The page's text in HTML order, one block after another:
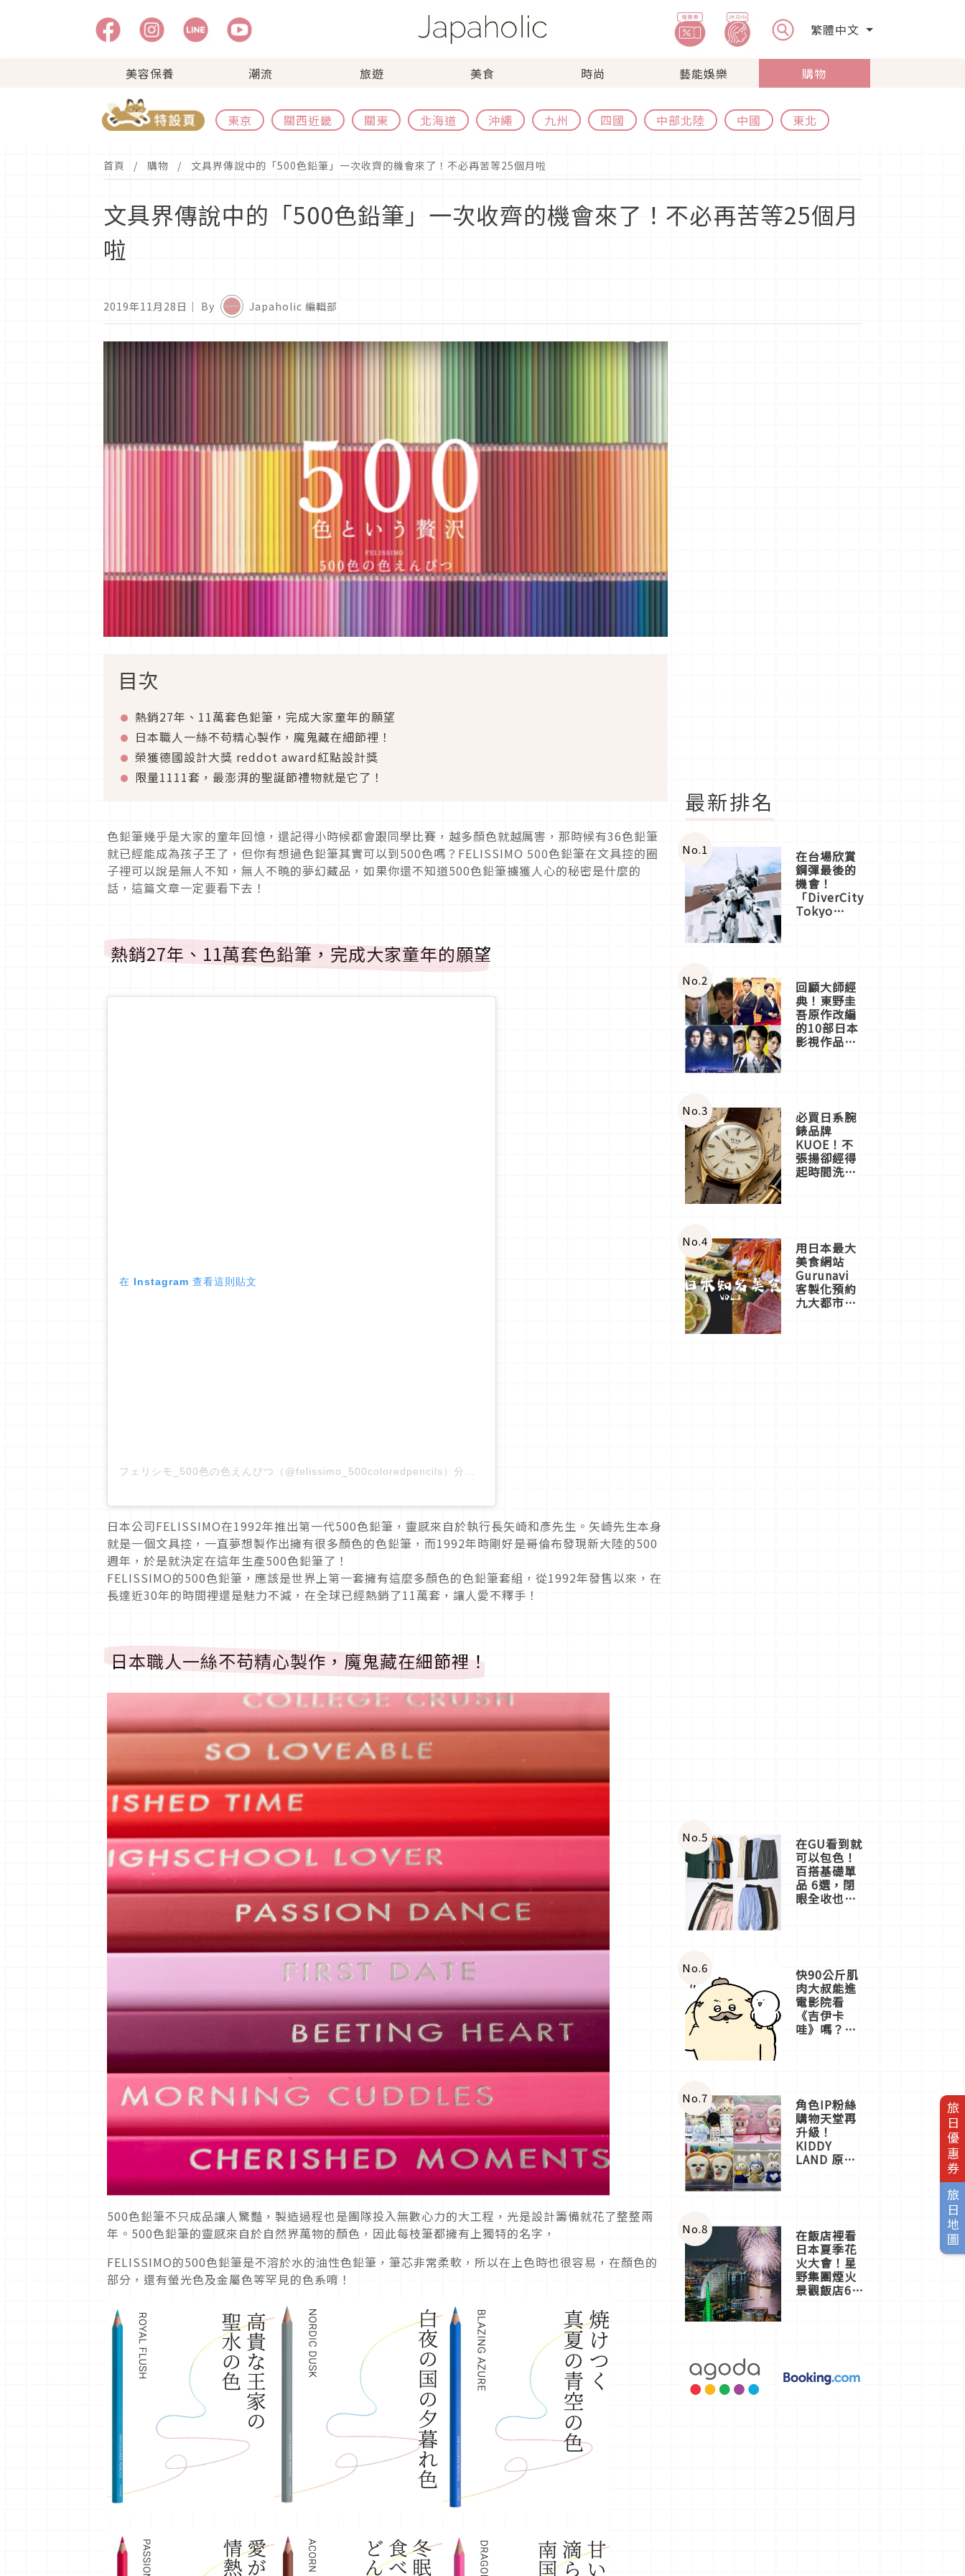
繁體中文
美容保養 潮流 旅遊 美食 時尚 藝能娛樂 購物
東京 關西近畿 關東 北海道 沖繩 九州 四國 中部北陸 中國 東北
旅日優惠券
旅日地圖
首頁 購物 文具界傳說中的「500色鉛筆」一次收齊的機會來了！不必再苦等25個月啦
文具界傳說中的「500色鉛筆」一次收齊的機會來了！不必再苦等25個月
啦
2019年11月28日 ｜ By Japaholic 編輯部
目次
熱銷27年、11萬套色鉛筆，完成大家童年的願望
日本職人一絲不苟精心製作，魔鬼藏在細節裡！
榮獲德國設計大獎 reddot award紅點設計獎
限量1111套，最澎湃的聖誕節禮物就是它了！
色鉛筆幾乎是大家的童年回憶，還記得小時候都會跟同學比賽，越多顏色就越厲害，那時候有36色鉛筆
就已經能成為孩子王了，但你有想過色鉛筆其實可以到500色嗎？FELISSIMO 500色鉛筆在文具控的圈
子裡可以說是無人不知，無人不曉的夢幻藏品，如果你還不知道500色鉛筆擄獲人心的秘密是什麼的
話，這篇文章一定要看下去！
熱銷27年、11萬套色鉛筆，完成大家童年的願望
在 Instagram 查看這則貼文
日本公司FELISSIMO在1992年推出第一代500色鉛筆，靈感來自於執行長矢崎和彥先生。矢崎先生本身
就是一個文具控，一直夢想製作出擁有很多顏色的色鉛筆，而1992年時剛好是哥倫布發現新大陸的500
週年，於是就決定在這年生產500色鉛筆了！
FELISSIMO的500色鉛筆，應該是世界上第一套擁有這麼多顏色的色鉛筆套組，從1992年發售以來，在
長達近30年的時間裡還是魅力不減，在全球已經熱銷了11萬套，讓人愛不釋手！
日本職人一絲不苟精心製作，魔鬼藏在細節裡！
500色鉛筆不只成品讓人驚豔，製造過程也是團隊投入無數心力的大工程，光是設計籌備就花了整整兩
年。500色鉛筆的靈感來自於自然界萬物的顏色，因此每枝筆都擁有上獨特的名字，
FELISSIMO的500色鉛筆是不溶於水的油性色鉛筆，筆芯非常柔軟，所以在上色時也很容易，在顏色的
部分，還有螢光色及金屬色等罕見的色系唷！
最新排名
No.1 在台場欣賞
鋼彈最後的
機會！
「DiverCity
Tokyo
體驗
No.2 回顧大師經
典！東野圭
吾原作改編
的10部日本
影視作品推
No.3 必買日系腕
錶品牌
KUOE！不
張揚卻經得
起時間洗鍊
No.4 用日本最大
美食網站
Gurunavi
客製化預約
九大都市餐
No.5 在GU看到就
可以包色！
百搭基礎單
品 6選，閉
眼全收也不
No.6 快90公斤肌
肉大叔能進
電影院看
《吉伊卡
哇》嗎？日
一同給出了
答案
No.7 角色IP粉絲
購物天堂再
升級！
KIDDY
LAND 原宿
店3分即達
No.8 在飯店裡看
日本夏季花
火大會！星
野集團煙火
景觀飯店6